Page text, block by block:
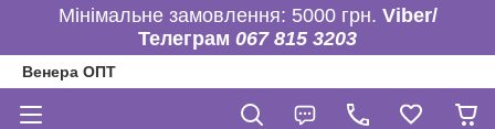
Мінімальне замовлення: 5000 грн. Viber/
Телеграм 067 815 3203
Венера ОПТ